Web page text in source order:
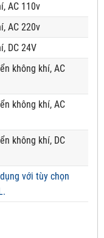
AC 110v
AC 220v
DC 24V
không khí, AC
không khí, AC
không khí, DC
với tùy chọn